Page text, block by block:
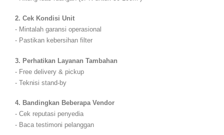
2. Cek Kondisi Unit
- Mintalah garansi operasional
- Pastikan kebersihan filter
3. Perhatikan Layanan Tambahan
- Free delivery & pickup
- Teknisi stand-by
4. Bandingkan Beberapa Vendor
- Cek reputasi penyedia
- Baca testimoni pelanggan